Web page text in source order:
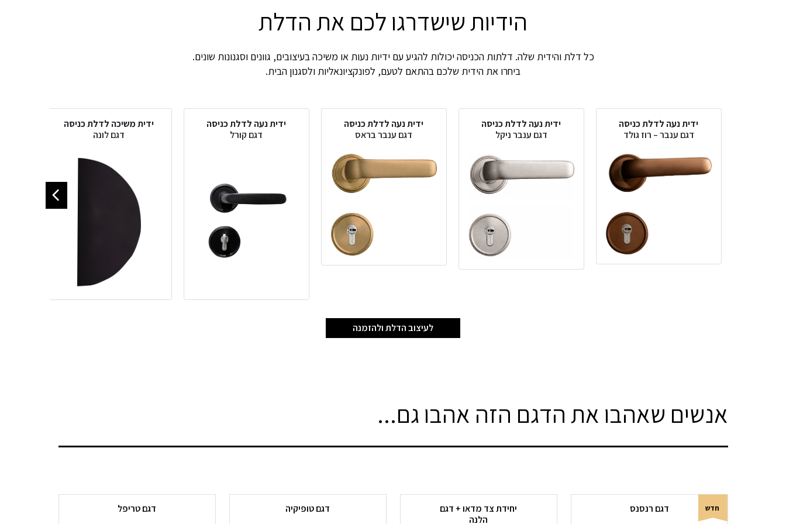
הידיות שישדרגו לכם את הדלת
כל דלת והידית שלה. דלתות הכניסה יכולות להגיע עם ידיות נעות או משיכה בעיצובים, גוונים וסגנונות שונים.
ביחרו את הידית שלכם בהתאם לטעם, לפונקציונאליות ולסגנון הבית.
ידית נעה לדלת כניסה
דגם ענבר – רוז גולד
ידית נעה לדלת כניסה
דגם ענבר ניקל
ידית נעה לדלת כניסה
דגם ענבר בראס
ידית נעה לדלת כניסה
דגם קורל
ידית משיכה לדלת כניסה
דגם לונה
לעיצוב הדלת ולהזמנה
אנשים שאהבו את הדגם הזה אהבו גם...
חדש דגם רנסנס
יחידת צד מדאו + דגם
הלנה
דגם טופיקיה דגם טריפל